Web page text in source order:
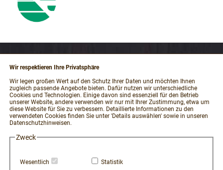
Wir respektieren Ihre Privatsphäre
Wir legen großen Wert auf den Schutz Ihrer Daten und möchten Ihnen
zugleich passende Angebote bieten. Dafür nutzen wir unterschiedliche
Cookies und Technologien. Einige davon sind essenziell für den Betrieb
unserer Website, andere verwenden wir nur mit Ihrer Zustimmung, etwa um
diese Website für Sie zu verbessern. Detaillierte Informationen zu den
verwendeten Cookies finden Sie unter 'Details auswählen' sowie in unseren
Datenschutzhinweisen.
Zweck
Wesentlich Statistik
RECHTLICHES
Impressum
AGB und Kundeninformationen
Datenschutzerklärung
Widerrufsbelehrung / Muster-Widerrufsformular
Zahlung und Versand